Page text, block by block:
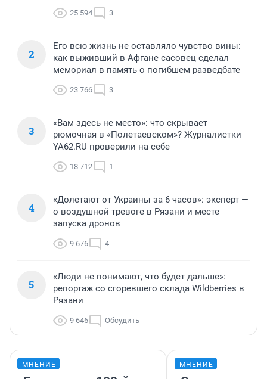
25 594 3
2
Его всю жизнь не оставляло чувство вины:
как выживший в Афгане сасовец сделал
мемориал в память о погибшем разведбате
23 766 3
3
«Вам здесь не место»: что скрывает
рюмочная в «Полетаевском»? Журналистки
YA62.RU проверили на себе
18 712 1
4
«Долетают от Украины за 6 часов»: эксперт —
о воздушной тревоге в Рязани и месте
запуска дронов
9 676 4
5
«Люди не понимают, что будет дальше»:
репортаж со сгоревшего склада Wildberries в
Рязани
9 646 Обсудить
МНЕНИЕ МНЕНИЕ